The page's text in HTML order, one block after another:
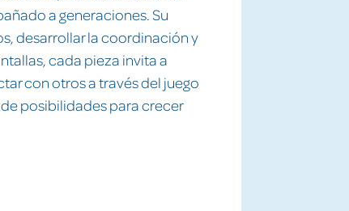
a generaciones. Su
desarrollar la coordinación y
cada pieza invita a
con otros a través del juego
posibilidades para crecer